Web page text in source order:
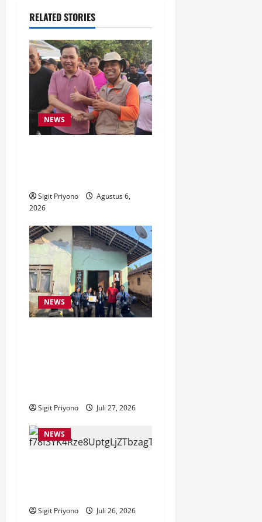
g
a
t
o
n
RELATED STORIES
NEWS
Sigit Priyono
Agustus 6,
2026
NEWS
Sigit Priyono Juli 27, 2026
NEWS
Sigit Priyono Juli 26, 2026